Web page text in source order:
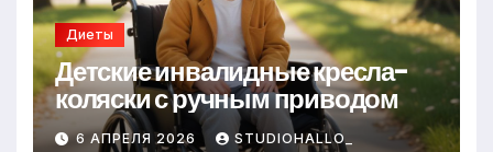
Диеты
Детские инвалидные кресла-
коляски с ручным приводом
6 АПРЕЛЯ 2026 STUDIOHALLO_